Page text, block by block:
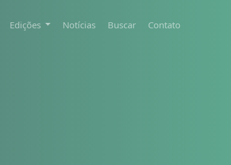
Edições Notícias Buscar Contato